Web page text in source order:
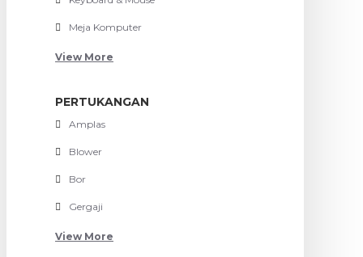
Meja Komputer
View More
PERTUKANGAN
Amplas
Blower
Bor
Gergaji
View More